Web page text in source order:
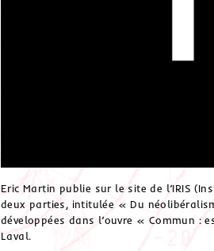
Eric Martin publie sur le site de l’IRIS
deux parties, intitulée « Du
développées dans l’ouvre « Commun :
Laval.